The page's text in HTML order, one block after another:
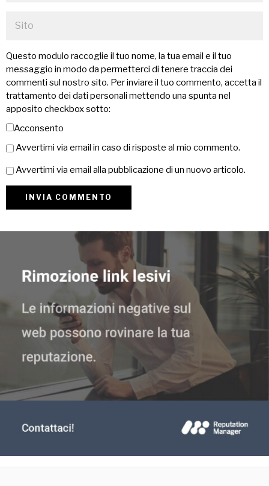
Questo modulo raccoglie il tuo nome, la tua email e il tuo
messaggio in modo da permetterci di tenere traccia dei
commenti sul nostro sito. Per inviare il tuo commento, accetta il
trattamento dei dati personali mettendo una spunta nel
apposito checkbox sotto:
Acconsento
Avvertimi via email in caso di risposte al mio commento.
Avvertimi via email alla pubblicazione di un nuovo articolo.